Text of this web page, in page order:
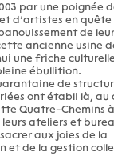
par une poignée
d’artistes en quête
de
ancienne usine
une friche
ébullition.
de
ont établi là, au
Quatre-Chemins à
leurs ateliers et
aux joies de la
et de la gestion